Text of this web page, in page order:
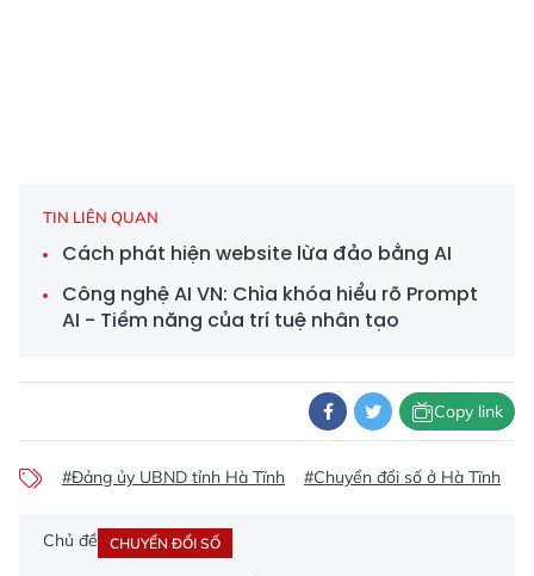
TIN LIÊN QUAN
Cách phát hiện website lừa đảo bằng AI
Công nghệ AI VN: Chìa khóa hiểu rõ Prompt
AI - Tiềm năng của trí tuệ nhân tạo
Copy link
#Đảng ủy UBND tỉnh Hà Tĩnh #Chuyển đổi số ở Hà Tĩnh
Chủ đề CHUYỂN ĐỔI SỐ